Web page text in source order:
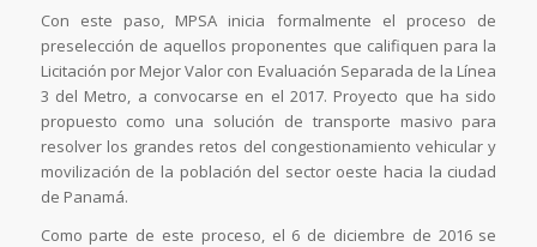
Con este paso, MPSA inicia formalmente el proceso de
preselección de aquellos proponentes que califiquen para la
Licitación por Mejor Valor con Evaluación Separada de la Línea
3 del Metro, a convocarse en el 2017. Proyecto que ha sido
propuesto como una solución de transporte masivo para
resolver los grandes retos del congestionamiento vehicular y
movilización de la población del sector oeste hacia la ciudad
de Panamá.
Como parte de este proceso, el 6 de diciembre de 2016 se